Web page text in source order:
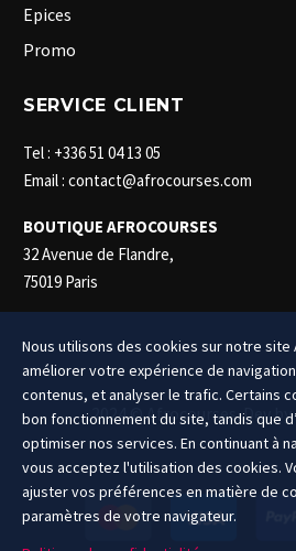
Epices
Promo
SERVICE CLIENT
Tel : +336 51 04 13 05
Email : contact@afrocourses.com
BOUTIQUE AFROCOURSES
32 Avenue de Flandre,
75019 Paris
2024 © Afrocourses. Dev by
Nous utilisons des cookies sur notre site
améliorer votre expérience de
contenus, et analyser le trafic. Certains
bon fonctionnement du site, tandis que
optimiser nos services. En continuant à
vous acceptez l'utilisation des cookies.
ajuster vos préférences en matière de
paramètres de votre navigateur.